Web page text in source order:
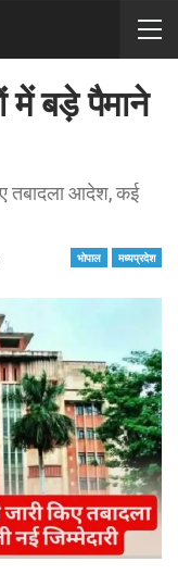
में बड़े पैमाने
तबादला आदेश, कई
भोपाल मध्यप्रदेश